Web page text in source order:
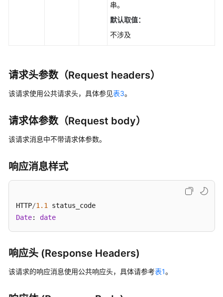
中
初
化
段
务
化
上
任
串。
默认取值：
不涉及
请求头参数（Request headers）
该请求使用公共请求头，具体参见表3。
请求体参数（Request body）
该请求消息中不带请求体参数。
响应消息样式
HTTP/1.1
Date: date
响应头 (Response Headers)
该请求的响应消息使用公共响应头，具体请参考表1。